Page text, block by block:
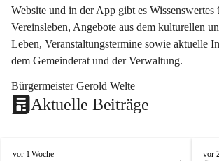
Website und in der App gibt es Wissenswertes
Vereinsleben, Angebote aus dem kulturellen
Leben, Veranstaltungstermine sowie aktuelle
dem Gemeinderat und der Verwaltung.
Bürgermeister Gerold Welte
Aktuelle Beiträge
L
vor 1 Woche
L
vor